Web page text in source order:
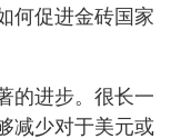
何促进金砖国家
进步。很长一
减少对于美元或